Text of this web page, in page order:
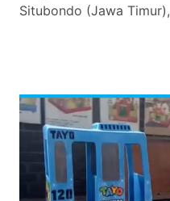
Situbondo (Jawa